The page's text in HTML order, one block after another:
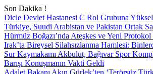
Son Dakika !
Dicle Devlet Hastanesi C Rol Grubuna
Türkiye, Suudi Arabistan ve Pakistan Ortak
Hürmüz Boğazı’nda Ateşkes ve Yeni
Irak’ta Bireysel Silahsızlanma Hamlesi:
Sur Kaymakamı Akbulut, Bağıvar Spor
Barışı Konuşmanın Vakti Geldi
Adalet Bakanı Akın Gürlek’ten ‘Terörsüz